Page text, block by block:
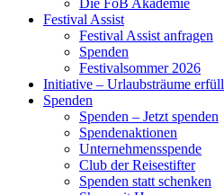
Die FoB Akademie
Festival Assist
Festival Assist anfragen
Spenden
Festivalsommer 2026
Initiative – Urlaubsträume
Spenden
Spenden – Jetzt spenden
Spendenaktionen
Unternehmensspende
Club der Reisestifter
Spenden statt schenken